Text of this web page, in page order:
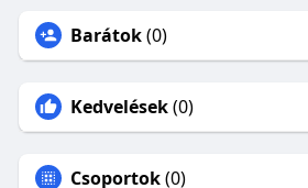
Barátok(0)
Kedvelések(0)
Csoportok(0)